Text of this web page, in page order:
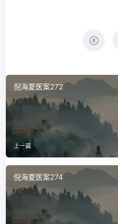
倪海夏医案272
上一篇
倪海夏医案274